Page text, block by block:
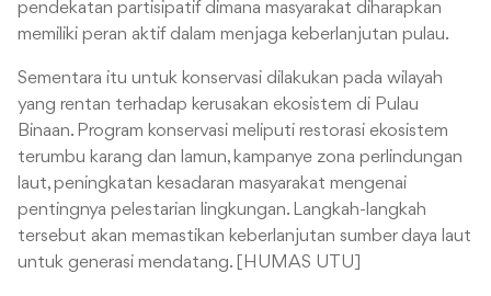
pendekatan partisipatif dimana masyarakat diharapkan
memiliki peran aktif dalam menjaga keberlanjutan pulau.
Sementara itu untuk konservasi dilakukan pada wilayah
yang rentan terhadap kerusakan ekosistem di Pulau
Binaan. Program konservasi meliputi restorasi ekosistem
terumbu karang dan lamun, kampanye zona perlindungan
laut, peningkatan kesadaran masyarakat mengenai
pentingnya pelestarian lingkungan. Langkah-langkah
tersebut akan memastikan keberlanjutan sumber daya laut
untuk generasi mendatang. [HUMAS UTU]